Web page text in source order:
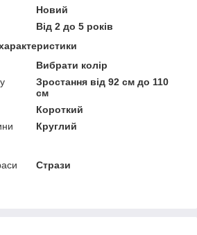
Новий
Від 2 до 5 років
Вибрати колір
Зростання від 92 см до 110
см
Короткий
Круглий
Стрази